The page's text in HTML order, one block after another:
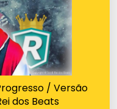
/ Versão
dos Beats